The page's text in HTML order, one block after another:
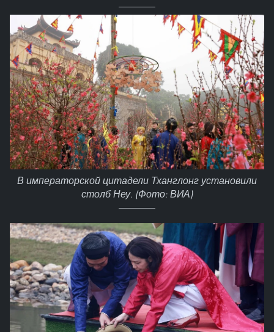
В императорской цитадели Тханглонг установили
столб Неу. (Фото: ВИА)